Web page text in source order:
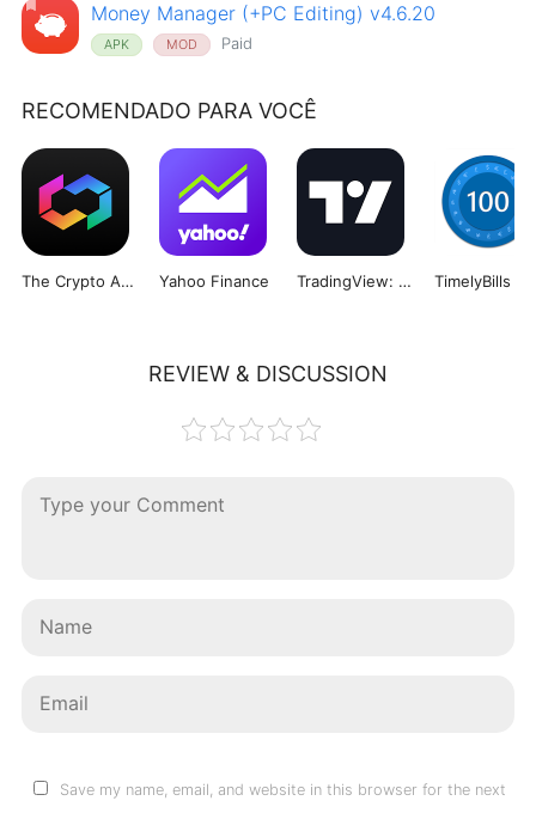
Money Manager (+PC Editing) v4.6.20
APK MOD Paid
RECOMENDADO PARA VOCÊ
The Crypto App - Coin Tracker Yahoo Finance TradingView: Track All Markets TimelyBills
REVIEW & DISCUSSION
Save my name, email, and website in this browser for the next